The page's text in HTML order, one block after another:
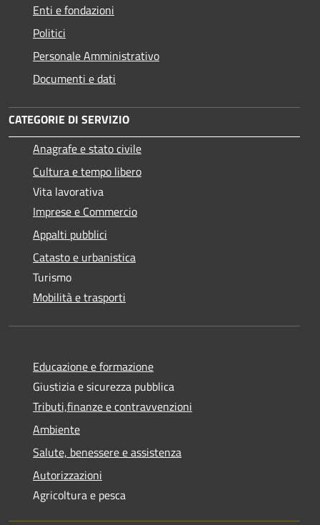
Enti e fondazioni
Politici
Personale Amministrativo
Documenti e dati
CATEGORIE DI SERVIZIO
Anagrafe e stato civile
Cultura e tempo libero
Vita lavorativa
Imprese e Commercio
Appalti pubblici
Catasto e urbanistica
Turismo
Mobilità e trasporti
Educazione e formazione
Giustizia e sicurezza pubblica
Tributi,finanze e contravvenzioni
Ambiente
Salute, benessere e assistenza
Autorizzazioni
Agricoltura e pesca